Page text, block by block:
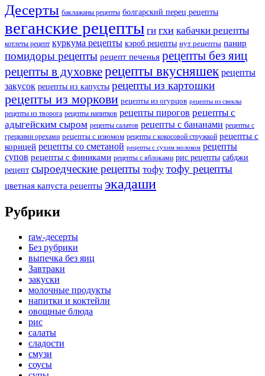
Десерты баклажаны рецепты болгарский перец рецепты
веганские рецепты ги гхи кабачки рецепты
котлеты рецепт куркума рецепты кэроб рецепты нут рецепты панир
помидоры рецепты рецепт печенья рецепты без яиц
рецепты в духовкерецепты вкусняшек рецепты
закусок рецепты из капусты рецепты из картошки
рецепты из моркови рецепты из огурцов рецепты из свеклы
рецепты из творога рецепты напитков рецепты пирогов рецепты с
адыгейским сыром рецепты салатов рецепты с бананами рецепты с
грецкими орехами рецепты с изюмом рецепты с кокосовой стружкой рецепты с
корицей рецепты со сметаной рецепты с сухим молоком рецепты
супов рецепты с финиками рецепты с яблоками рис рецепты сабджи
рецепт сыроедческие рецепты тофу тофу рецепты
цветная капуста рецепты экадаши
Рубрики
raw-десерты
Без рубрики
выпечка без яиц
Завтраки
закуски
молочные продукты
напитки и коктейли
овощные блюда
рис
салаты
сладости
смузи
соусы